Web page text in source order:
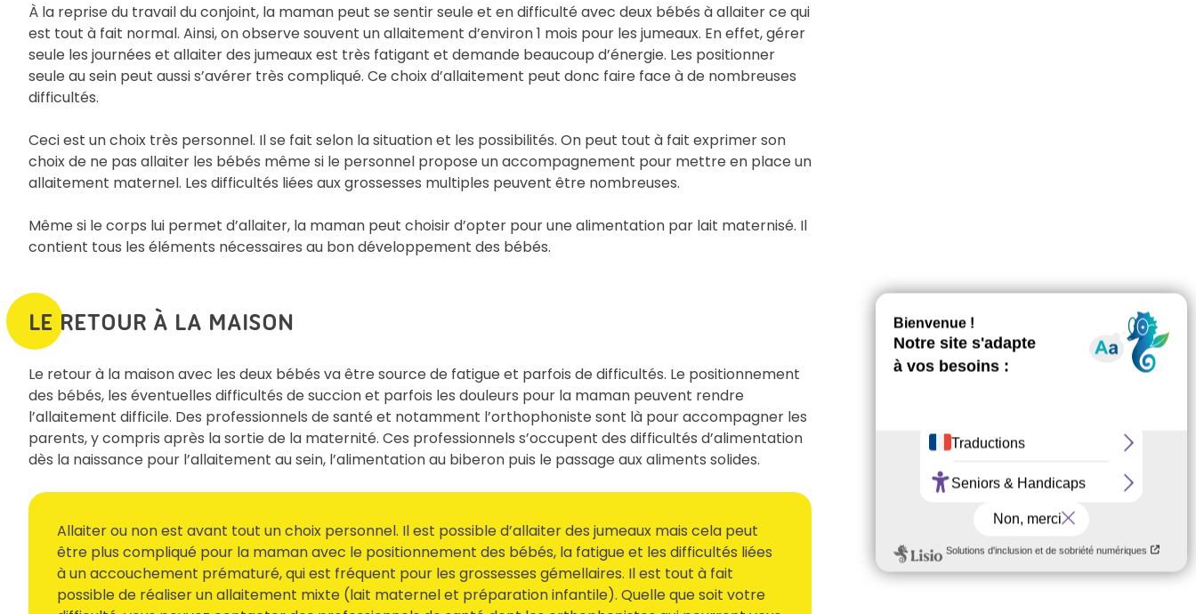
À la reprise du travail du conjoint, la maman peut se sentir seule et en difficulté avec deux bébés à allaiter ce qui
est tout à fait normal. Ainsi, on observe souvent un allaitement d’environ 1 mois pour les jumeaux. En effet, gérer
seule les journées et allaiter des jumeaux est très fatigant et demande beaucoup d’énergie. Les positionner
seule au sein peut aussi s’avérer très compliqué. Ce choix d’allaitement peut donc faire face à de nombreuses
difficultés.
Ceci est un choix très personnel. Il se fait selon la situation et les possibilités. On peut tout à fait exprimer son
choix de ne pas allaiter les bébés même si le personnel propose un accompagnement pour mettre en place un
allaitement maternel. Les difficultés liées aux grossesses multiples peuvent être nombreuses.
Même si le corps lui permet d’allaiter, la maman peut choisir d’opter pour une alimentation par lait maternisé. Il
contient tous les éléments nécessaires au bon développement des bébés.
LE RETOUR À LA MAISON
Le retour à la maison avec les deux bébés va être source de fatigue et parfois de difficultés. Le positionnement
des bébés, les éventuelles difficultés de succion et parfois les douleurs pour la maman peuvent rendre
l’allaitement difficile. Des professionnels de santé et notamment l’orthophoniste sont là pour accompagner les
parents, y compris après la sortie de la maternité. Ces professionnels s’occupent des difficultés d’alimentation
dès la naissance pour l’allaitement au sein, l’alimentation au biberon puis le passage aux aliments solides.
Allaiter ou non est avant tout un choix personnel. Il est possible d’allaiter des jumeaux mais cela peut
être plus compliqué pour la maman avec le positionnement des bébés, la fatigue et les difficultés liées
à un accouchement prématuré, qui est fréquent pour les grossesses gémellaires. Il est tout à fait
possible de réaliser un allaitement mixte (lait maternel et préparation infantile). Quelle que soit votre